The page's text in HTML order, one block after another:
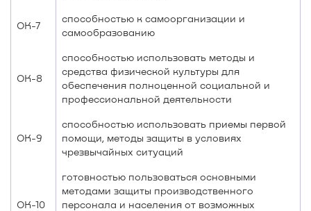
ОК-7
способностью к самоорганизации и
самообразованию
ОК-8
способностью использовать методы и
средства физической культуры для
обеспечения полноценной социальной и
профессиональной деятельности
ОК-9
способностью использовать приемы первой
помощи, методы защиты в условиях
чрезвычайных ситуаций
ОК-10
готовностью пользоваться основными
методами защиты производственного
персонала и населения от возможных